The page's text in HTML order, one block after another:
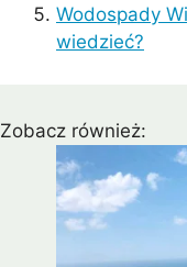
Wodospady
wiedzieć?
Zobacz również: